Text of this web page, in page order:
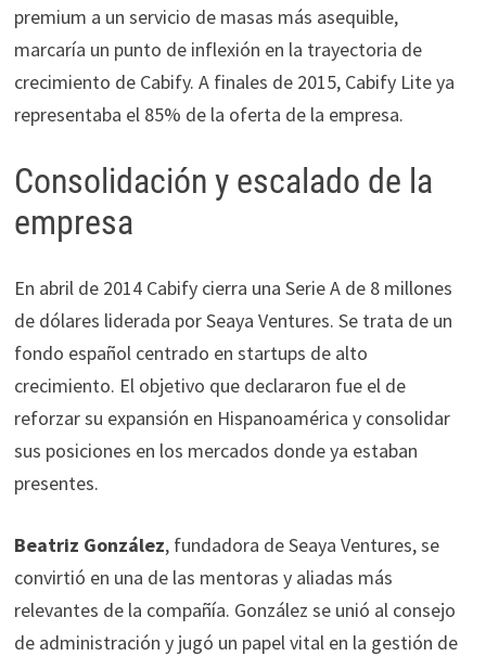
premium a un servicio de masas más asequible,
marcaría un punto de inflexión en la trayectoria de
crecimiento de Cabify. A finales de 2015, Cabify Lite ya
representaba el 85% de la oferta de la empresa.​
Consolidación y escalado de la
empresa
En abril de 2014 Cabify cierra una Serie A de 8 millones
de dólares liderada por Seaya Ventures. Se trata de un
fondo español centrado en startups de alto
crecimiento. El objetivo que declararon fue el de
reforzar su expansión en Hispanoamérica y consolidar
sus posiciones en los mercados donde ya estaban
presentes.​
Beatriz González, fundadora de Seaya Ventures, se
convirtió en una de las mentoras y aliadas más
relevantes de la compañía. González se unió al consejo
de administración y jugó un papel vital en la gestión de